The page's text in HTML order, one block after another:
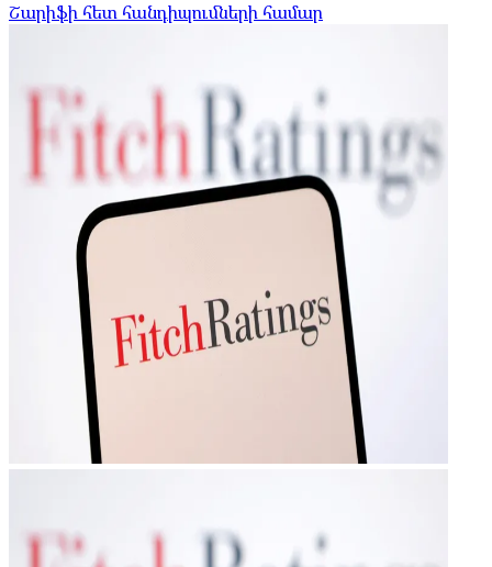
Շարիֆի հետ հանդիպումների համար